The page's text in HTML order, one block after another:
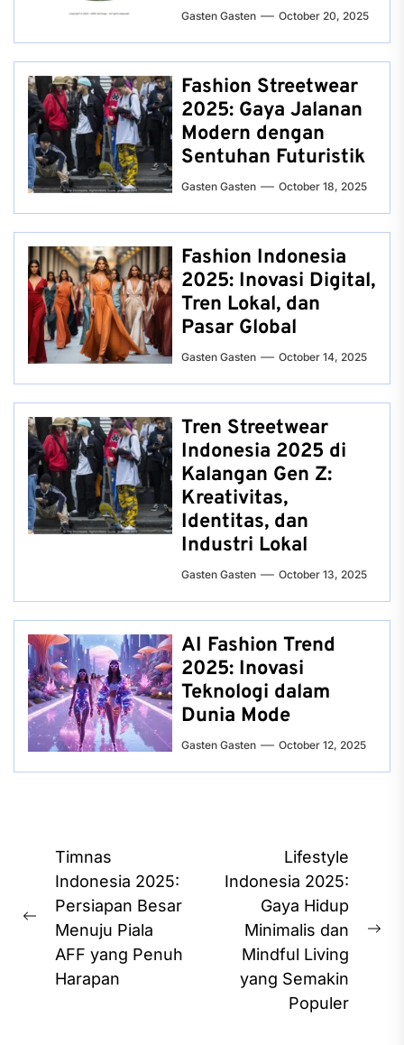
Gasten Gasten October 20, 2025
Fashion Streetwear
2025: Gaya Jalanan
Modern dengan
Sentuhan Futuristik
Gasten Gasten October 18, 2025
Fashion Indonesia
2025: Inovasi Digital,
Tren Lokal, dan
Pasar Global
Gasten Gasten October 14, 2025
Tren Streetwear
Indonesia 2025 di
Kalangan Gen Z:
Kreativitas,
Identitas, dan
Industri Lokal
Gasten Gasten October 13, 2025
AI Fashion Trend
2025: Inovasi
Teknologi dalam
Dunia Mode
Gasten Gasten October 12, 2025
Post
navigation
Previous
post:
Timnas
Indonesia 2025:
Persiapan Besar
Menuju Piala
AFF yang Penuh
Harapan
Lifestyle
Indonesia 2025:
Gaya Hidup
Minimalis dan
Mindful Living
yang Semakin
Populer